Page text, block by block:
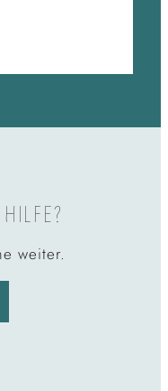
weiter.